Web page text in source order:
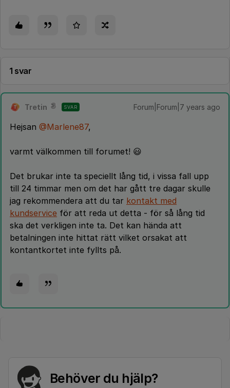
1 svar
T Tretin SVAR Forum|Forum|7 years ago
Hejsan @Marlene87,
varmt välkommen till forumet! 😃
Det brukar inte ta speciellt lång tid, i vissa fall upp
till 24 timmar men om det har gått tre dagar skulle
jag rekommendera att du tar kontakt med
kundservice för att reda ut detta - för så lång tid
ska det verkligen inte ta. Det kan hända att
betalningen inte hittat rätt vilket orsakat att
kontantkortet inte fyllts på.
Behöver du hjälp?